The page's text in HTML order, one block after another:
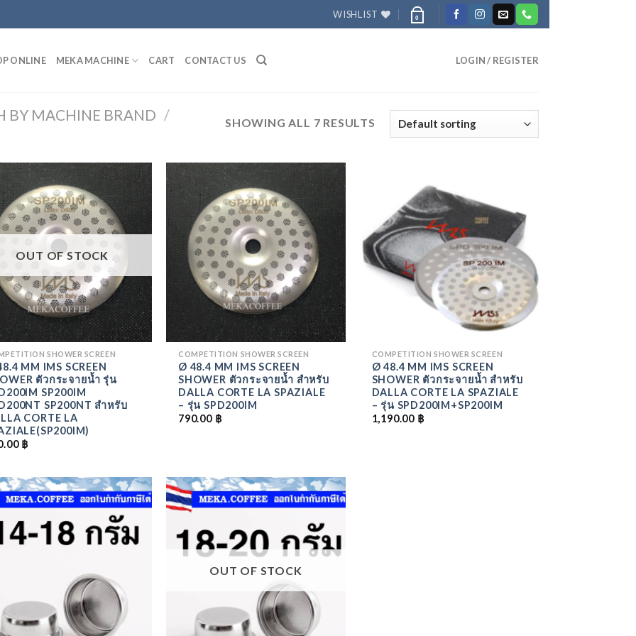
WISHLIST 0
ONLINE MEKA MACHINE CART CONTACT US LOGIN / REGISTER
BY MACHINE BRAND /
SHOWING ALL 7 RESULTS
ADD
TO
WISHLIST
OUT OF STOCK
SHOWER SCREEN
MM IMS SCREEN
ตัวกระจายน้ำ รุ่น
SP200IM
SP200NT สำหรับ
CORTE LA
฿
ADD
TO
WISHLIST
COMPETITION SHOWER SCREEN
Ø 48.4 MM IMS SCREEN
SHOWER ตัวกระจายน้ำ สำหรับ
DALLA CORTE LA SPAZIALE
– รุ่น SPD200IM
790.00 ฿
ADD
WISHLIST
COMPETITION SHOWER SCREEN
Ø 48.4 MM IMS SCREEN
SHOWER ตัวกระจายน้ำ สำหรับ
DALLA CORTE LA SPAZIALE
– รุ่น SPD200IM+SP200IM
1,190.00 ฿
ADD
TO
ADD
TO
WISHLIST
OUT OF STOCK